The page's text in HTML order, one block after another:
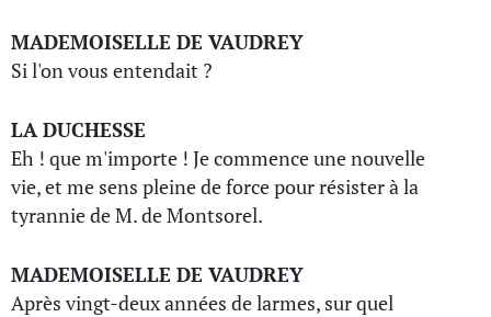
MADEMOISELLE DE VAUDREY
Si l'on vous entendait ?
LA DUCHESSE
Eh ! que m'importe ! Je commence une nouvelle
vie, et me sens pleine de force pour résister à la
tyrannie de M. de Montsorel.
MADEMOISELLE DE VAUDREY
Après vingt-deux années de larmes, sur quel